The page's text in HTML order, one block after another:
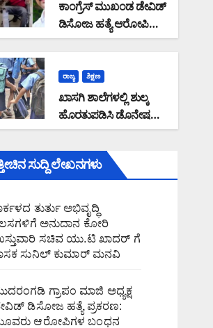
ಕಾಂಗ್ರೆಸ್ ಮುಖಂಡ ಡೇವಿಡ್
ಡಿಸೋಜ ಹತ್ಯೆ ಆರೋಪಿ
ಬಂಧನ: ಪೊಲೀಸರ ಮೇಲೆ
ಪರಾರಿಯಾಗುತ್ತಿದ್ದ ಆರೋಪಿ
ಕಾಲಿಗೆ ಫೈರಿಂಗ್
ರಾಜ್ಯ ಶಿಕ್ಷಣ
ಖಾಸಗಿ ಶಾಲೆಗಳಲ್ಲಿ ಶುಲ್ಕ
ಹೊರತುಪಡಿಸಿ ಡೊನೇಷನ್
ಪಡೆದರೆ ದಂಡ : ಶಿಕ್ಷಣ
ಇಲಾಖೆಯ ಆದೇಶ
ಸುದ್ದಿ ಲೇಖನಗಳು
ತುರ್ತು ಅಭಿವೃದ್ಧಿ
ಅನುದಾನ ಕೋರಿ
ಸಚಿವ ಯು.ಟಿ ಖಾದರ್ ಗೆ
ಸುನಿಲ್‌ ಕುಮಾರ್‌ ಮನವಿ
ಗ್ರಾಪಂ ಮಾಜಿ ಅಧ್ಯಕ್ಷ
ಡಿಸೋಜ ಹತ್ಯೆ ಪ್ರಕರಣ:
ಆರೋಪಿಗಳ ಬಂಧನ